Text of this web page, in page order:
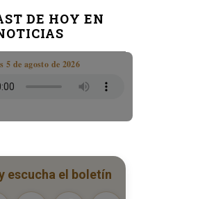
DE HOY EN
5 de agosto de 2026
escucha el boletín